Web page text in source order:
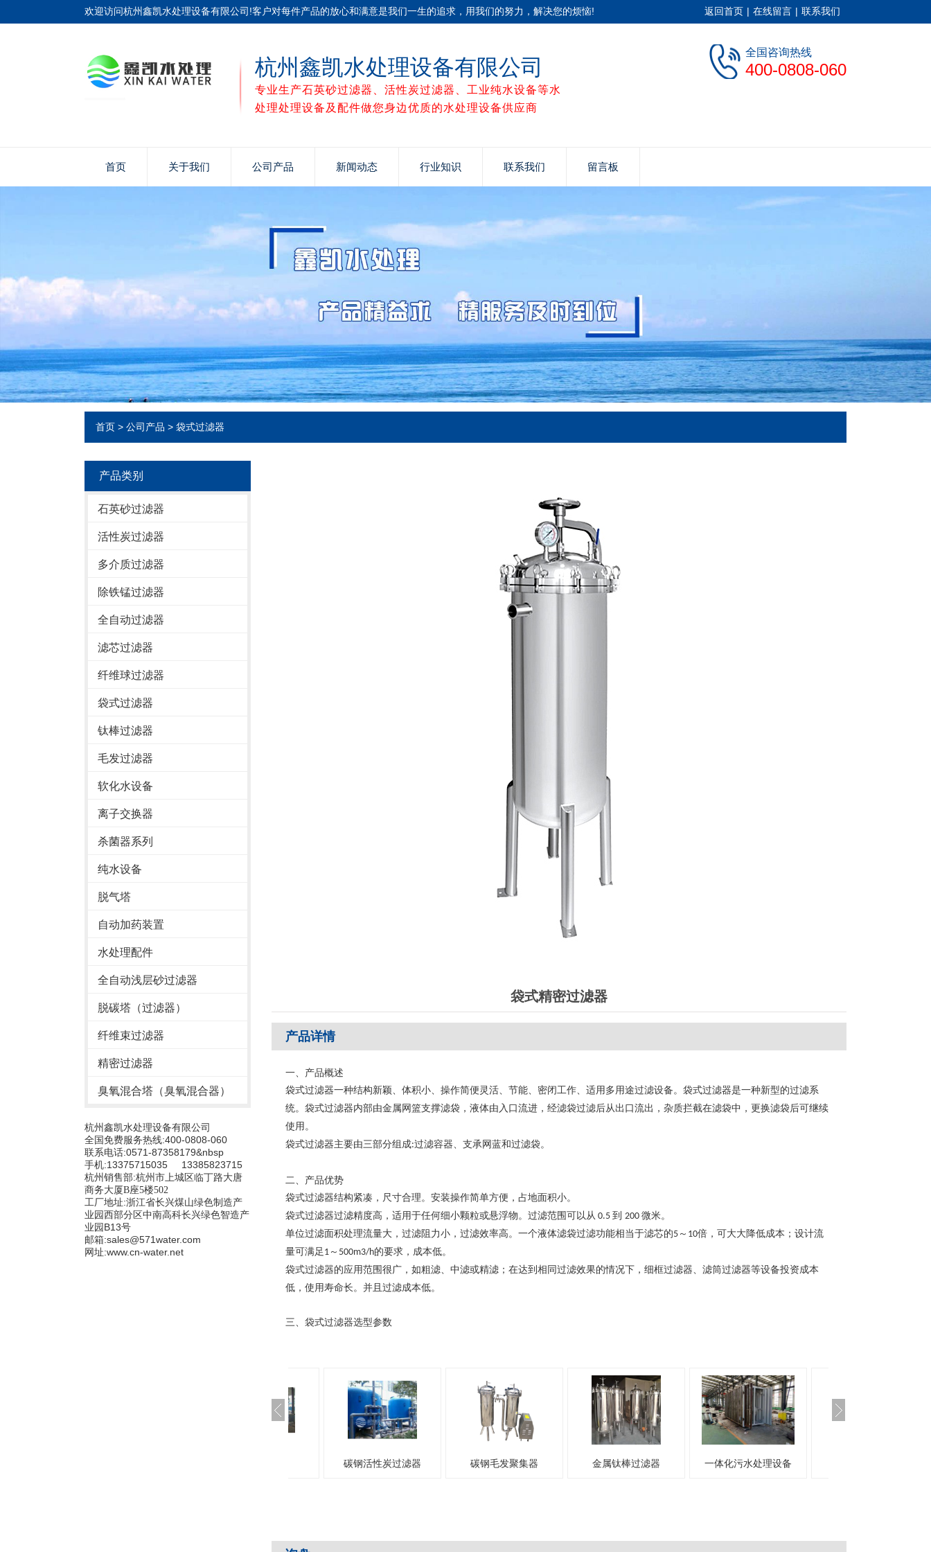
欢迎访问杭州鑫凯水处理设备有限公司!客户对每件产品的放心和满意是我们一生的追求，用我们的努力，解决您的烦恼! 返回首页 | 在线留言 | 联系我们
杭州鑫凯水处理设备有限公司
专业生产石英砂过滤器、活性炭过滤器、工业纯水设备等水
处理处理设备及配件做您身边优质的水处理设备供应商
全国咨询热线
400-0808-060
首页 关于我们 公司产品 新闻动态 行业知识 联系我们 留言板
首页 > 公司产品 > 袋式过滤器
产品类别
石英砂过滤器
活性炭过滤器
多介质过滤器
除铁锰过滤器
全自动过滤器
滤芯过滤器
纤维球过滤器
袋式过滤器
钛棒过滤器
毛发过滤器
软化水设备
离子交换器
杀菌器系列
纯水设备
脱气塔
自动加药装置
水处理配件
全自动浅层砂过滤器
脱碳塔（过滤器）
纤维束过滤器
精密过滤器
臭氧混合塔（臭氧混合器）
杭州鑫凯水处理设备有限公司
全国免费服务热线:400-0808-060
联系电话:0571-87358179&nbsp
手机:13375715035 13385823715
杭州销售部:杭州市上城区临丁路大唐
商务大厦B座5楼502
工厂地址:浙江省长兴煤山绿色制造产
业园西部分区中南高科长兴绿色智造产
业园B13号
邮箱:sales@571water.com
网址:www.cn-water.net
袋式精密过滤器
产品详情
一、产品概述
袋式过滤器一种结构新颖、体积小、操作简便灵活、节能、密闭工作、适用多用途过滤设备。袋式过滤器是一种新型的过滤系
统。袋式过滤器内部由金属网篮支撑滤袋，液体由入口流进，经滤袋过滤后从出口流出，杂质拦截在滤袋中，更换滤袋后可继续
使用。
袋式过滤器主要由三部分组成:过滤容器、支承网蓝和过滤袋。
二、产品优势
袋式过滤器结构紧凑，尺寸合理。安装操作简单方便，占地面积小。
袋式过滤器过滤精度高，适用于任何细小颗粒或悬浮物。过滤范围可以从 0.5 到 200 微米。
单位过滤面积处理流量大，过滤阻力小，过滤效率高。一个液体滤袋过滤功能相当于滤芯的5 ～ 10倍，可大大降低成本；设计流
量可满足 1 ～ 500m3/h的要求，成本低。
袋式过滤器的应用范围很广，如粗滤、中滤或精滤；在达到相同过滤效果的情况下，细框过滤器、滤筒过滤器等设备投资成本
低，使用寿命长。并且过滤成本低。
三、袋式过滤器选型参数
碳钢毛发聚集器 金属钛棒过滤器 一体化污水处理设备 膜分离设备